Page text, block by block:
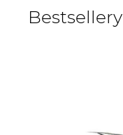
Bestsellery